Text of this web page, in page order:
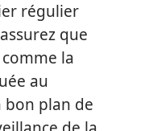
régulier
que
la
au
plan de